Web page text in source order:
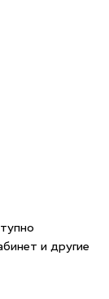
и другие